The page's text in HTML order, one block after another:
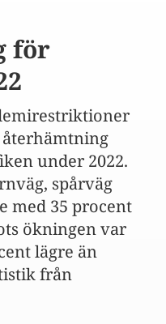
för
återhämtning
under 2022.
spårväg
med 35 procent
ökningen var
lägre än
från